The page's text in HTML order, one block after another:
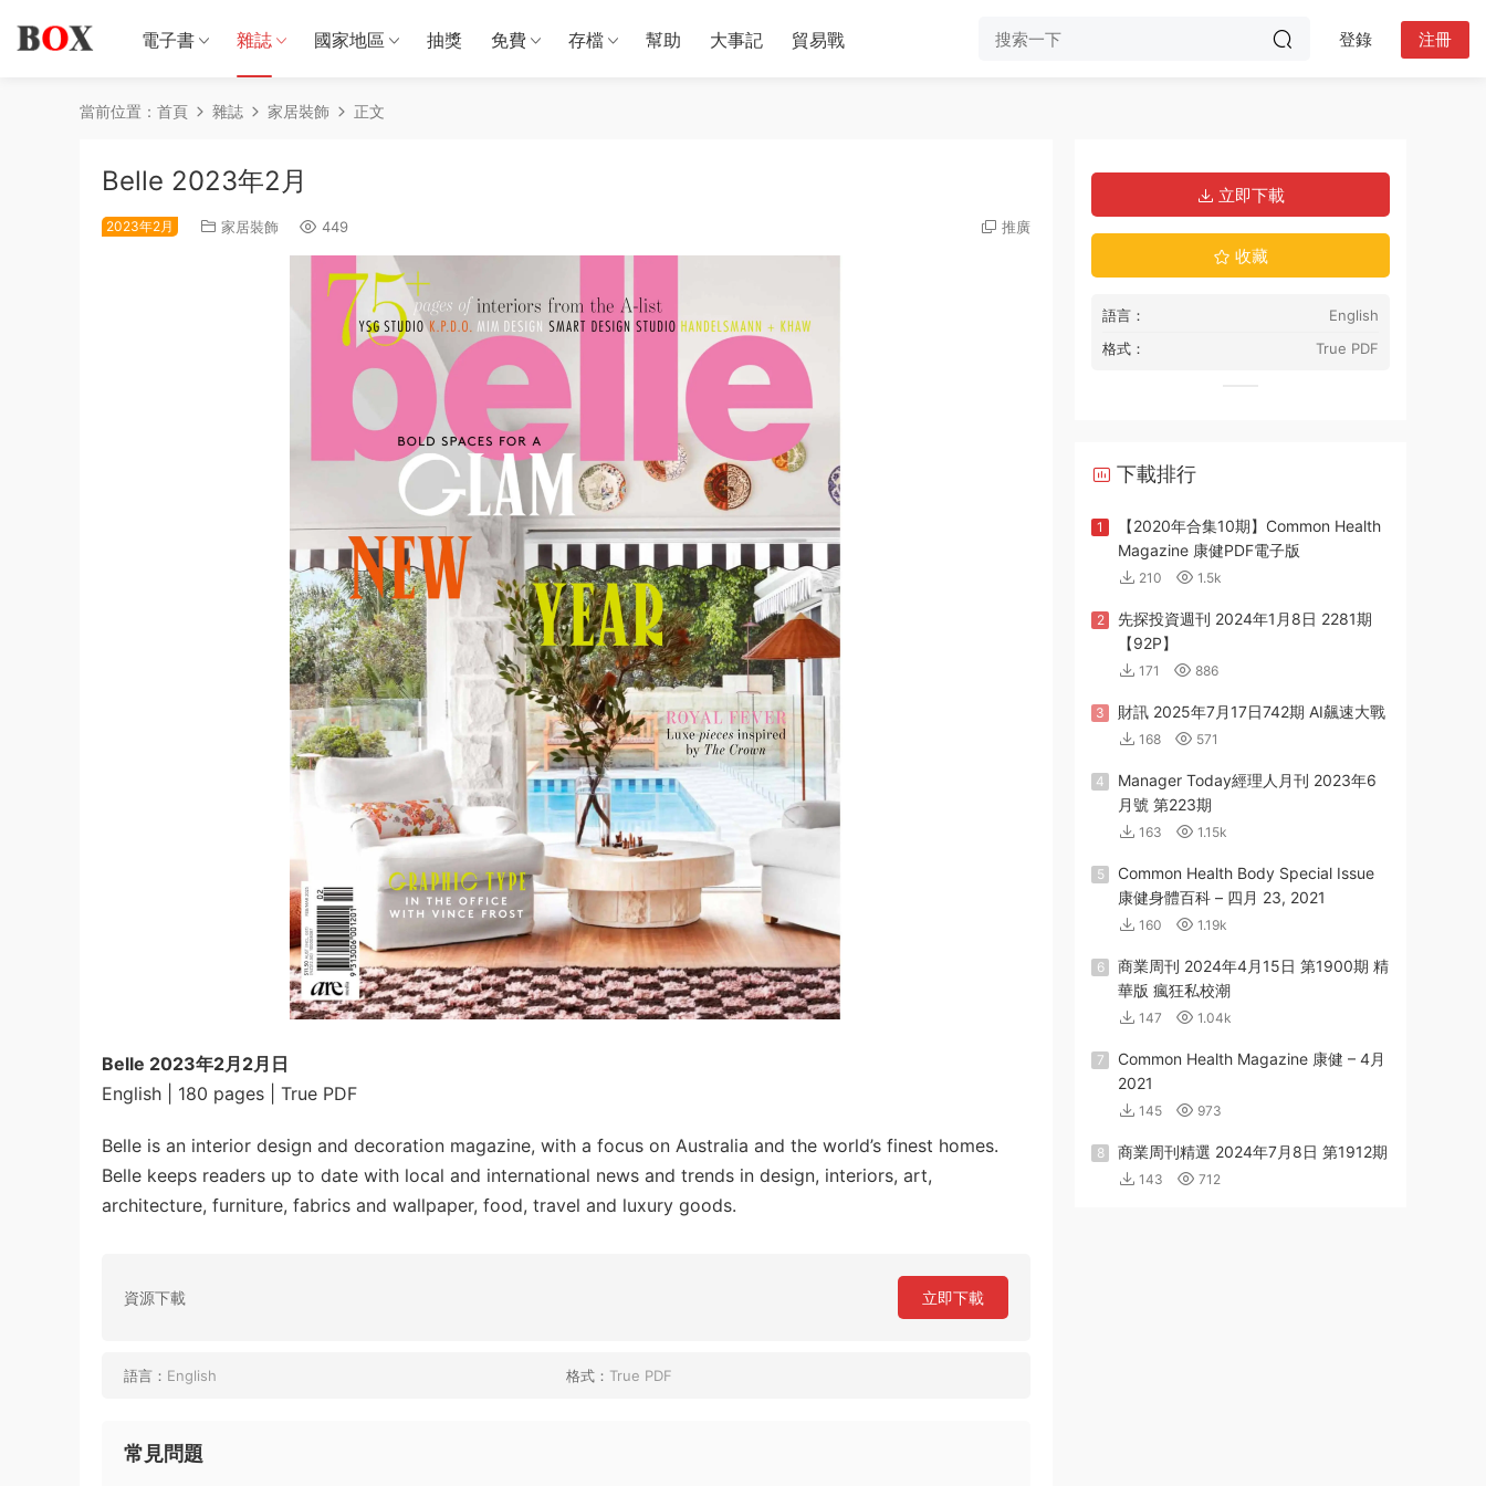
電子書 雜誌 國家地區 抽獎 免費 存檔 幫助 大事記 貿易戰 登錄 注冊
當前位置： 首頁 雜誌 家居裝飾 正文
Belle 2023年2月
2023年2月 家居裝飾 449 推廣
Belle 2023年2月2月日
English | 180 pages | True PDF
Belle is an interior design and decoration magazine, with a focus on Australia and the world’s finest homes.
Belle keeps readers up to date with local and international news and trends in design, interiors, art,
architecture, furniture, fabrics and wallpaper, food, travel and luxury goods.
資源下載 立即下載
語言： English 格式： True PDF
常見問題
立即下載
收藏
語言：
English
格式：
True PDF
下載排行
1
【2020年合集10期】Common Health
Magazine 康健PDF電子版
210 1.5k
2
先探投資週刊 2024年1月8日 2281期
【92P】
171 886
3 財訊 2025年7月17日742期 AI飆速大戰
168 571
4
Manager Today經理人月刊 2023年6
月號 第223期
163 1.15k
5
Common Health Body Special Issue
康健身體百科 – 四月 23, 2021
160 1.19k
6
商業周刊 2024年4月15日 第1900期 精
華版 瘋狂私校潮
147 1.04k
7
Common Health Magazine 康健 – 4月
2021
145 973
8 商業周刊精選 2024年7月8日 第1912期
143 712